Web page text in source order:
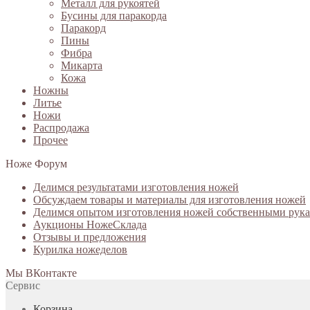
Металл для рукоятей
Бусины для паракорда
Паракорд
Пины
Фибра
Микарта
Кожа
Ножны
Литье
Ножи
Распродажа
Прочее
Ноже Форум
Делимся результатами изготовления ножей
Обсуждаем товары и материалы для изготовления ножей
Делимся опытом изготовления ножей собственными
Аукционы НожеСклада
Отзывы и предложения
Курилка ножеделов
Мы ВКонтакте
Сервис